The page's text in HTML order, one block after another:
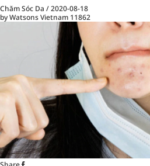
Chăm Sóc Da /2020-08-18
by Watsons Vietnam 11862